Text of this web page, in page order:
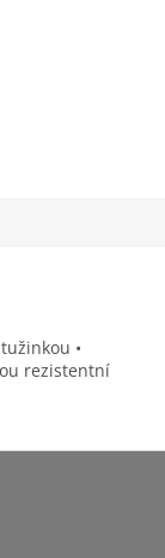
•
rezistentní